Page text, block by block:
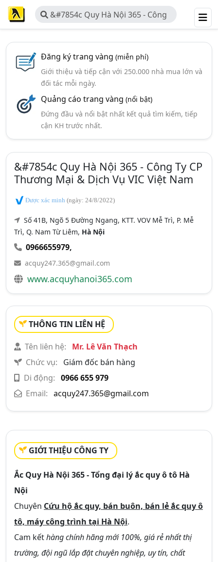
&#7854c Quy Hà Nội 365 - Công
Ty CP Thương Mại & Dịch Vụ VIC
Đăng ký trang vàng (miễn phí)
Giới thiệu và tiếp cận với 250.000 nhà mua lớn và
đối tác mỗi ngày.
Quảng cáo trang vàng (nổi bật)
Đứng đầu và nổi bật nhất kết quả tìm kiếm, tiếp
cận KH trước nhất.
&#7854c Quy Hà Nội 365 - Công Ty CP
Thương Mại & Dịch Vụ VIC Việt Nam
Được xác minh (ngày: 24/8/2022)
Số 41B, Ngõ 5 Đường Ngang, KTT. VOV Mễ Trì, P. Mễ
Trì, Q. Nam Từ Liêm, Hà Nội
0966655979,
acquy247.365@gmail.com
www.acquyhanoi365.com
THÔNG TIN LIÊN HỆ
Tên liên hệ:
Mr. Lê Văn Thạch
Chức vụ:
Giám đốc bán hàng
Di động: 0966 655 979
Email: acquy247.365@gmail.com
GIỚI THIỆU CÔNG TY
Ắc Quy Hà Nội 365 - Tổng đại lý ắc quy ô tô Hà
Nội
Chuyên Cứu hộ ắc quy, bán buôn, bán lẻ ắc quy ô
tô, máy công trình tại Hà Nội.
Cam kếthàng chính hãng mới 100%, giá rẻ nhất thị
trường, đội ngũ lắp đặt chuyên nghiệp, uy tín, chất